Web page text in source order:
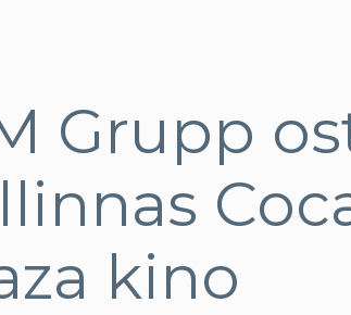
Grupp
kino